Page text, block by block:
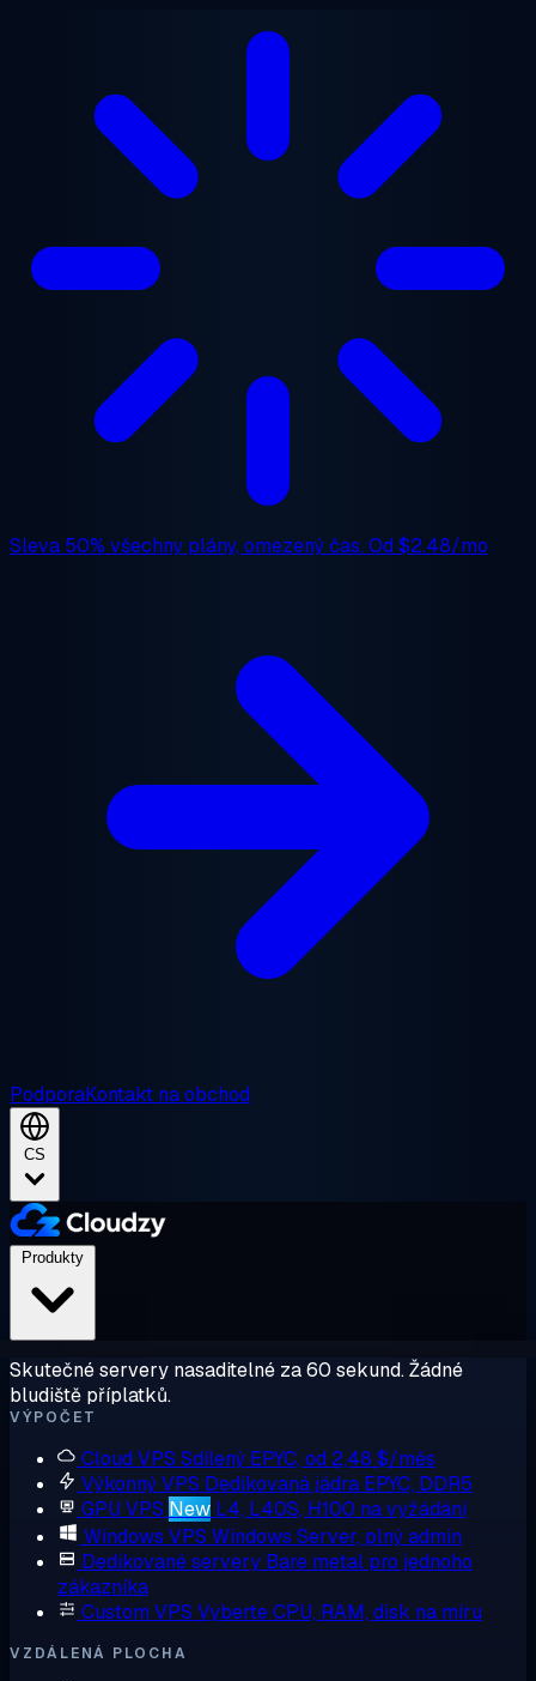
Sleva 50% všechny plány, omezený čas. Od $2.48/mo
PodporaKontakt na obchod
CS
Skutečné servery nasaditelné za 60 sekund. Žádné
bludiště příplatků.
VÝPOČET
Cloud VPS Sdílený EPYC, od 2,48 $/měs
Výkonný VPS Dedikovaná jádra EPYC, DDR5
GPU VPS New L4, L40S, H100 na vyžádání
Windows VPS Windows Server, plný admin
Dedikované servery Bare metal pro jednoho
zákazníka
Custom VPS Vyberte CPU, RAM, disk na míru
VZDÁLENÁ PLOCHA